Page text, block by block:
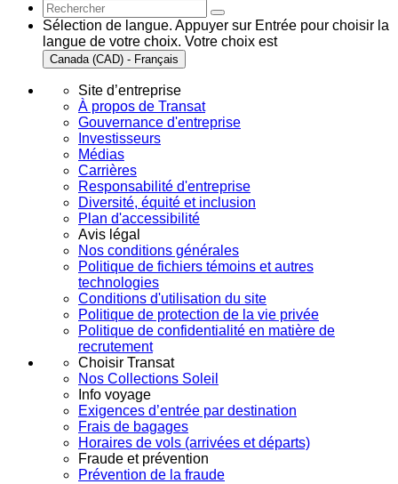
Sélection de langue. Appuyer sur Entrée pour choisir la
langue de votre choix. Votre choix est
Canada (CAD) - Français
Site d’entreprise
À propos de Transat
Gouvernance d'entreprise
Investisseurs
Médias
Carrières
Responsabilité d'entreprise
Diversité, équité et inclusion
Plan d'accessibilité
Avis légal
Nos conditions générales
Politique de fichiers témoins et autres
technologies
Conditions d'utilisation du site
Politique de protection de la vie privée
Politique de confidentialité en matière de
recrutement
Choisir Transat
Nos Collections Soleil
Info voyage
Exigences d’entrée par destination
Frais de bagages
Horaires de vols (arrivées et départs)
Fraude et prévention
Prévention de la fraude